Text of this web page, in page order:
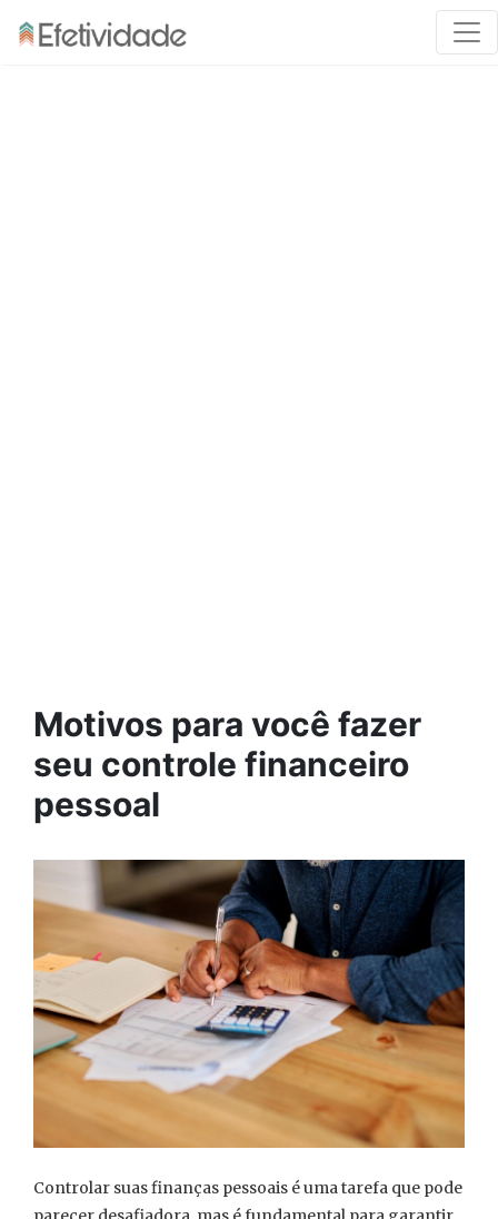
Motivos para você fazer
seu controle financeiro
pessoal
Controlar suas finanças pessoais é uma tarefa que pode